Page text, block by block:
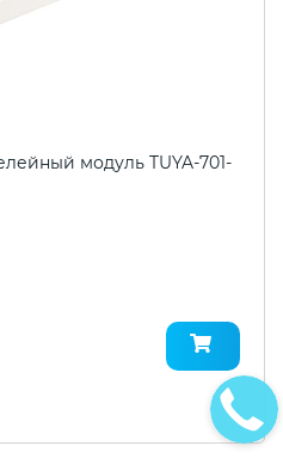
модуль TUYA-701-